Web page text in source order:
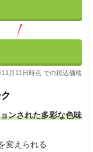
月11日時点 での税込価格
ンされた多彩な色味
変えられる